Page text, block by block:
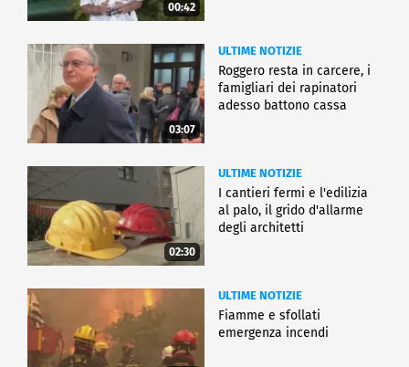
00:42
03:07
ULTIME NOTIZIE
Roggero resta in carcere, i
famigliari dei rapinatori
adesso battono cassa
02:30
ULTIME NOTIZIE
I cantieri fermi e l'edilizia
al palo, il grido d'allarme
degli architetti
ULTIME NOTIZIE
Fiamme e sfollati
emergenza incendi